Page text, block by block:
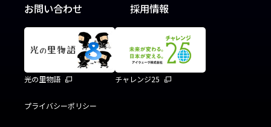
お問い合わせ
採用情報
光の里物語 チャレンジ25
プライバシーポリシー